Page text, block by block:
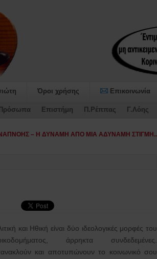
Όροι χρήσης Επικοινωνία
Πρόσωπα Επιστήμη Π.Ρέππας Γ.Λόης
και Ηθική είναι δύο ιδεολογικές μορφές του
άρρηκτα συνδεδεμένες.
και αποτυπώνουν το κοινωνικό σου